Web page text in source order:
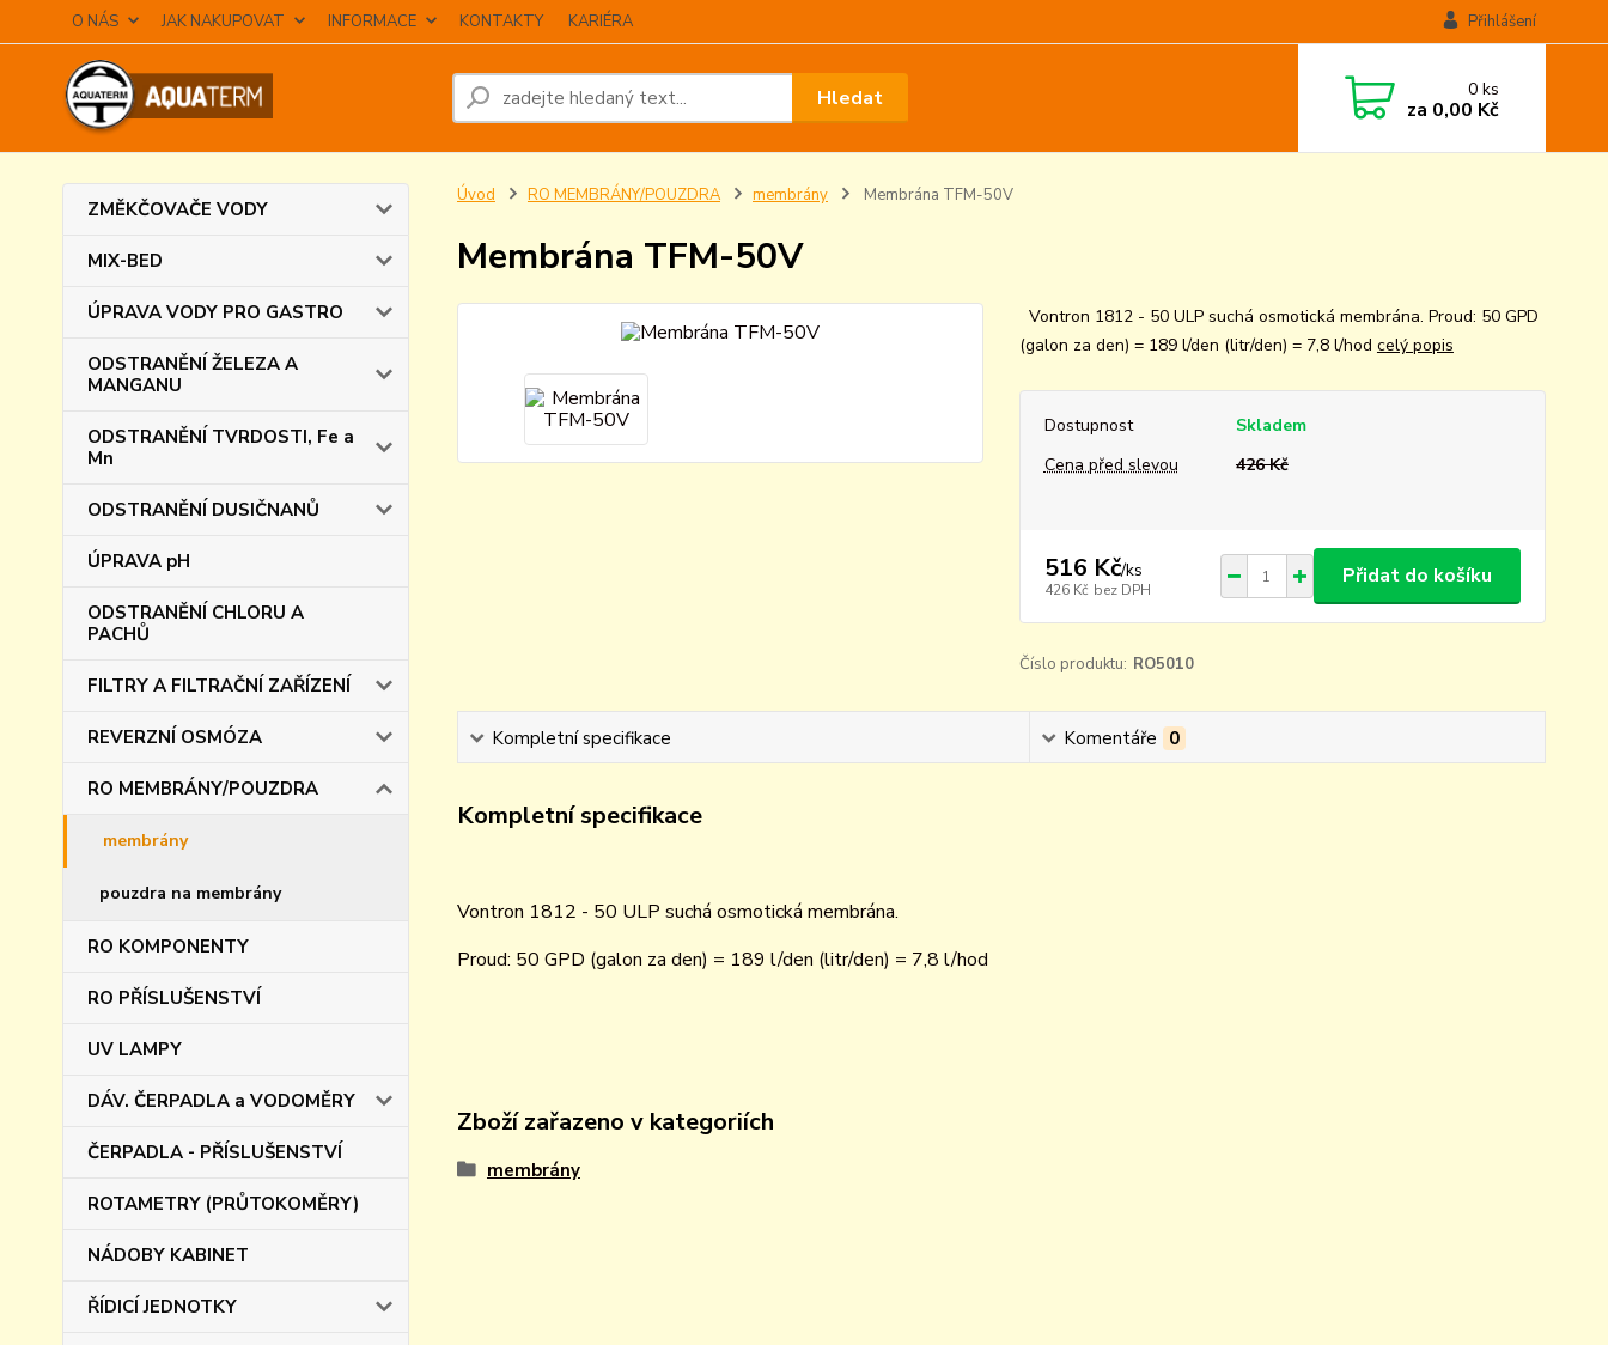
O NÁS JAK NAKUPOVAT INFORMACE KONTAKTY KARIÉRA Přihlášení
Hledat 0ks
za 0,00 Kč
ZMĚKČOVAČE VODY
MIX-BED
ÚPRAVA VODY PRO GASTRO
ODSTRANĚNÍ ŽELEZA A
MANGANU
ODSTRANĚNÍ TVRDOSTI, Fe a
Mn
ODSTRANĚNÍ DUSIČNANŮ
ÚPRAVA pH
ODSTRANĚNÍ CHLORU A
PACHŮ
FILTRY A FILTRAČNÍ ZAŘÍZENÍ
REVERZNÍ OSMÓZA
RO MEMBRÁNY/POUZDRA
membrány
pouzdra na membrány
RO KOMPONENTY
RO PŘÍSLUŠENSTVÍ
UV LAMPY
DÁV. ČERPADLA a VODOMĚRY
ČERPADLA - PŘÍSLUŠENSTVÍ
ROTAMETRY (PRŮTOKOMĚRY)
NÁDOBY KABINET
ŘÍDICÍ JEDNOTKY
Úvod RO MEMBRÁNY/POUZDRA membrány Membrána TFM-50V
Membrána TFM-50V
Vontron 1812 - 50 ULP suchá osmotická membrána. Proud: 50 GPD
(galon za den) = 189 l/den (litr/den) = 7,8 l/hod celý popis
Dostupnost
Skladem
Cena před slevou
426 Kč
516 Kč/ks
426 Kč bez DPH
Přidat do košíku
Číslo produktu: RO5010
Kompletní specifikace Komentáře 0
Kompletní specifikace
Vontron 1812 - 50 ULP suchá osmotická membrána.
Proud: 50 GPD (galon za den) = 189 l/den (litr/den) = 7,8 l/hod
Zboží zařazeno v kategoriích
membrány